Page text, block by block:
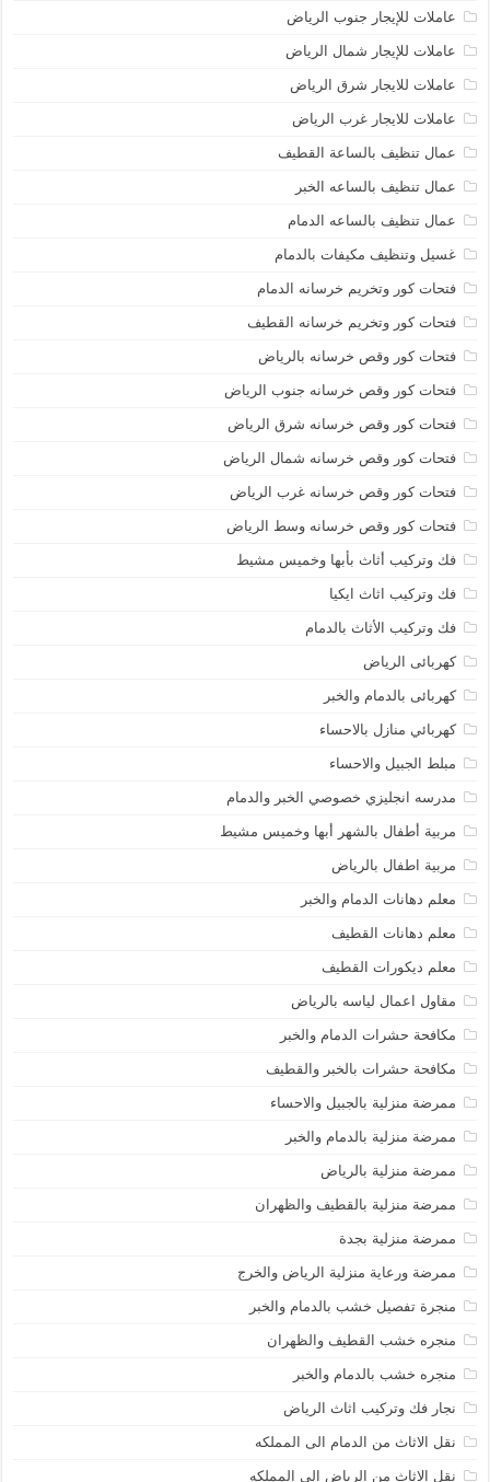
عاملات للإيجار جنوب الرياض
عاملات للإيجار شمال الرياض
عاملات للايجار شرق الرياض
عاملات للايجار غرب الرياض
عمال تنظيف بالساعة القطيف
عمال تنظيف بالساعه الخبر
عمال تنظيف بالساعه الدمام
غسيل وتنظيف مكيفات بالدمام
فتحات كور وتخريم خرسانه الدمام
فتحات كور وتخريم خرسانه القطيف
فتحات كور وقص خرسانه بالرياض
فتحات كور وقص خرسانه جنوب الرياض
فتحات كور وقص خرسانه شرق الرياض
فتحات كور وقص خرسانه شمال الرياض
فتحات كور وقص خرسانه غرب الرياض
فتحات كور وقص خرسانه وسط الرياض
فك وتركيب أثاث بأبها وخميس مشيط
فك وتركيب اثاث ايكيا
فك وتركيب الأثاث بالدمام
كهربائى الرياض
كهربائى بالدمام والخبر
كهربائي منازل بالاحساء
مبلط الجبيل والاحساء
مدرسه انجليزي خصوصي الخبر والدمام
مربية أطفال بالشهر أبها وخميس مشيط
مربية اطفال بالرياض
معلم دهانات الدمام والخبر
معلم دهانات القطيف
معلم ديكورات القطيف
مقاول اعمال لياسه بالرياض
مكافحة حشرات الدمام والخبر
مكافحة حشرات بالخبر والقطيف
ممرضة منزلية بالجبيل والاحساء
ممرضة منزلية بالدمام والخبر
ممرضة منزلية بالرياض
ممرضة منزلية بالقطيف والظهران
ممرضة منزلية بجدة
ممرضة ورعاية منزلية الرياض والخرج
منجرة تفصيل خشب بالدمام والخبر
منجره خشب القطيف والظهران
منجره خشب بالدمام والخبر
نجار فك وتركيب اثاث الرياض
نقل الاثاث من الدمام الى المملكه
نقل الاثاث من الرياض الى المملكه